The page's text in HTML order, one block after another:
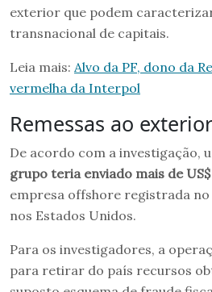
exterior que podem
transnacional de capitais.
Leia mais: Alvo da PF, dono da
vermelha da Interpol
Remessas ao exterior
De acordo com a investigação,
grupo teria enviado mais de
empresa offshore registrada no
nos Estados Unidos.
Para os investigadores, a
para retirar do país recursos